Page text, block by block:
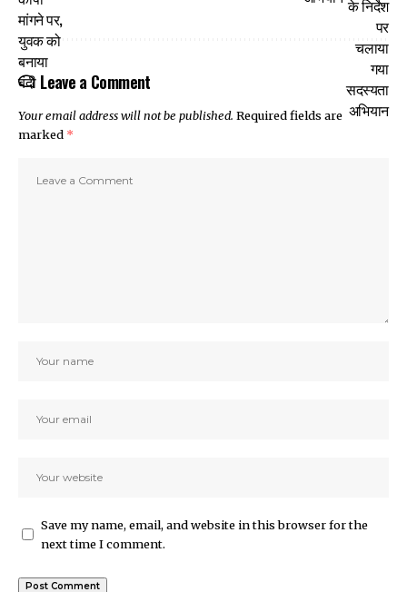
Leave a Comment
Your email address will not be published. Required fields are
marked *
Save my name, email, and website in this browser for the
next time I comment.